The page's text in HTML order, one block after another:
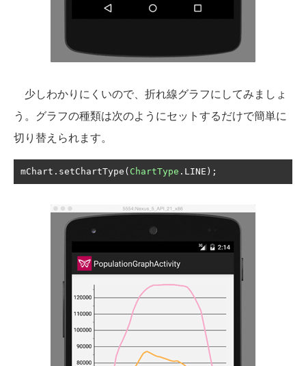
少しわかりにくいので、折れ線グラフにしてみましょ
う。グラフの種類は次のようにセットするだけで簡単に
切り替えられます。
mChart . setChartType ( ChartType . LINE );